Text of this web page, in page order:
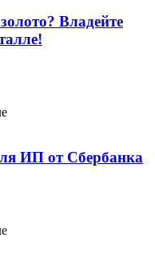
Владейте
ИП от Сбербанка